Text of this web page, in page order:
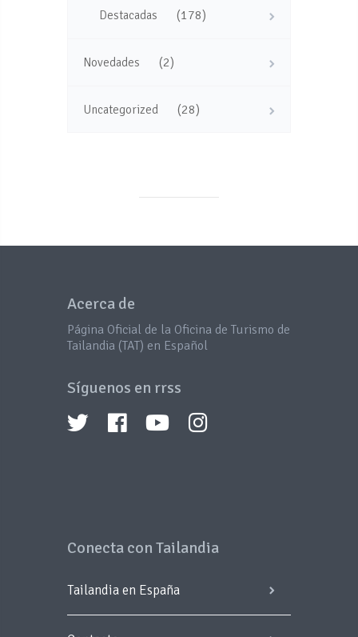
Destacadas (178)
Novedades (2)
Uncategorized (28)
Acerca de
Página Oficial de la Oficina de Turismo de
Tailandia (TAT) en Español
Síguenos en rrss
Conecta con Tailandia
Tailandia en España